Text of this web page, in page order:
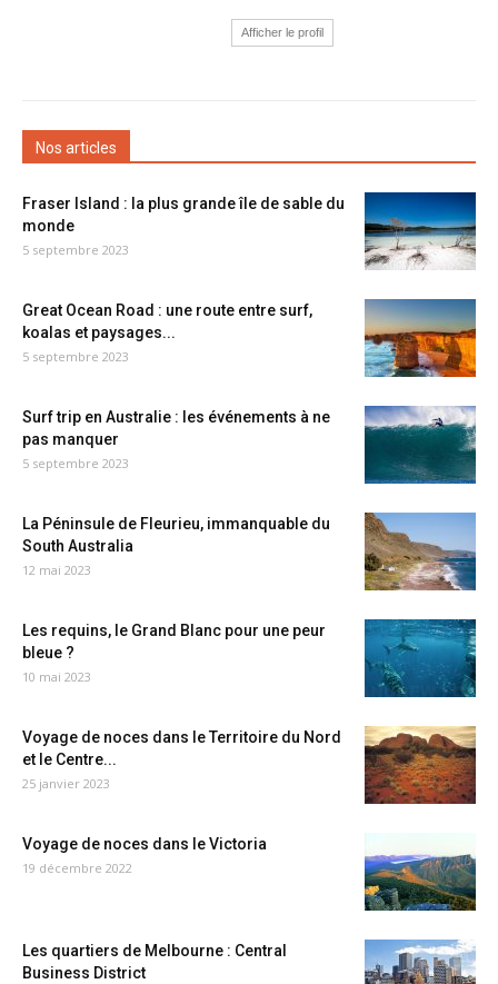
Afficher le profil
Nos articles
Fraser Island : la plus grande île de sable du
monde
5 septembre 2023
Great Ocean Road : une route entre surf,
koalas et paysages...
5 septembre 2023
Surf trip en Australie : les événements à ne
pas manquer
5 septembre 2023
La Péninsule de Fleurieu, immanquable du
South Australia
12 mai 2023
Les requins, le Grand Blanc pour une peur
bleue ?
10 mai 2023
Voyage de noces dans le Territoire du Nord
et le Centre...
25 janvier 2023
Voyage de noces dans le Victoria
19 décembre 2022
Les quartiers de Melbourne : Central
Business District